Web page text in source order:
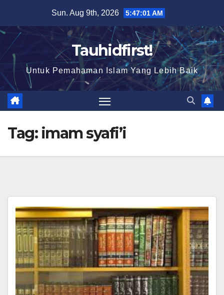
content
Sun. Aug 9th, 2026 5:47:02 AM
Tauhidfirst!
Untuk Pemahaman Islam Yang Lebih Baik
Tag: imam syafi’i